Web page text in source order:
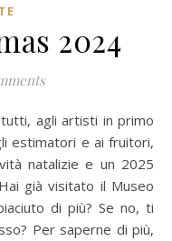
2024
estimatori e ai fruitori,
natalizie e un 2025
già visitato il Museo
di più? Se no, ti
Per saperne di più,